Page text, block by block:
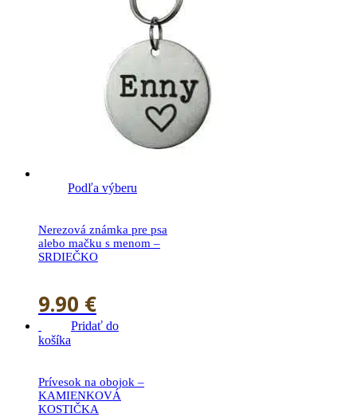
Podľa výberu
Nerezová známka pre psa
alebo mačku s menom –
SRDIEČKO
9.90 €
Pridať do
košíka
Prívesok na obojok –
KAMIENKOVÁ
KOSTIČKA